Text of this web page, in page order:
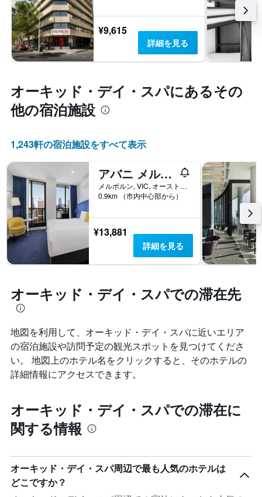
¥9,615
詳細を見る
オーキッド・デイ・スパ​にあるその
他の宿泊施設
1,243​軒の宿泊施設をすべて表示
アバニ メルボルン ジャズ コーナー レジデンス
メルボルン, VIC, オーストラリア
0.9km （市内中心部から）
¥13,881
詳細を見る
オーキッド・デイ・スパでの滞在先
地図を利用して、オーキッド・デイ・スパ​に近いエリア
の宿泊施設や訪問予定の観光スポットを見つけてくださ
い。 地図上のホテル名をクリックすると、そのホテルの
詳細情報にアクセスできます。
オーキッド・デイ・スパでの滞在に
関する情報
オーキッド・デイ・スパ周辺で最も人気のホテルは
どこですか？